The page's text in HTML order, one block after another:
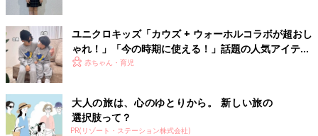
ユニクロキッズ「カウズ + ウォーホルコラボが超おし
ゃれ！」「今の時期に使える！」話題の人気アイテム
4選赤ちゃん・育児
大人の旅は、心のゆとりから。 新しい旅の
選択肢って？
PR(リゾート・ステーション株式会社)